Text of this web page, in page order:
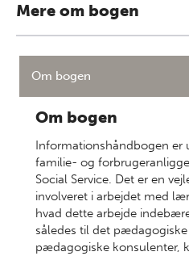
Mere om bogen
Om bogen
Om bogen
Informationshåndbogen er
familie- og
Social Service. Det er en
involveret i arbejdet med
hvad dette arbejde
således til det
pædagogiske konsulenter,